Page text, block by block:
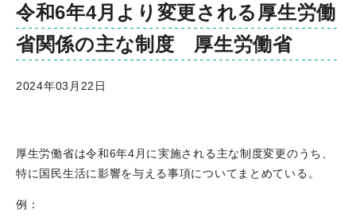
令和6年4月より変更される厚生労働
省関係の主な制度 厚生労働省
2024年03月22日
厚生労働省は令和6年4月に実施される主な制度変更のうち、
特に国民生活に影響を与える事項についてまとめている。
例：